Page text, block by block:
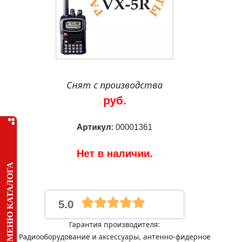
МЕНЮ КАТАЛОГА
Снят с производства
руб.
Артикул: 00001361
Нет в наличии.
5.0
Гарантия производителя:
Радиооборудование и аксессуары, антенно-фидерное